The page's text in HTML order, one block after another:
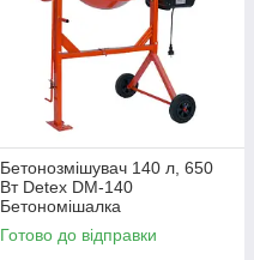
Бетонозмішувач 140 л, 650
Вт Detex DM-140
Бетономішалка
Готово до відправки